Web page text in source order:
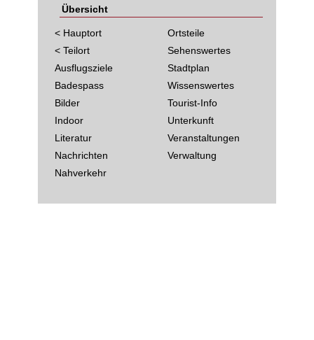
Übersicht
< Hauptort
< Teilort
Ausflugsziele
Badespass
Bilder
Indoor
Literatur
Nachrichten
Nahverkehr
Ortsteile
Sehenswertes
Stadtplan
Wissenswertes
Tourist-Info
Unterkunft
Veranstaltungen
Verwaltung